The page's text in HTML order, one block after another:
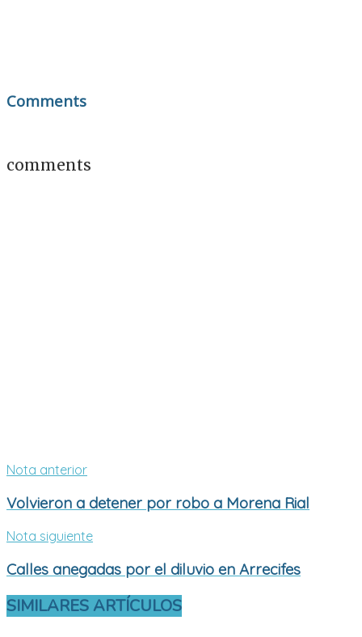
Comments
comments
Nota anterior
Volvieron a detener por robo a Morena Rial
Nota siguiente
Calles anegadas por el diluvio en Arrecifes
SIMILARES ARTÍCULOS